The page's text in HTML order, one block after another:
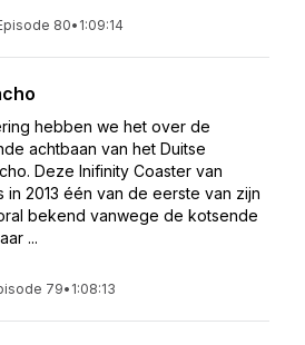
80• 1:09:14
hebben we het over de
achtbaan van het Duitse
Deze Inifinity Coaster van
in 2013 één van de eerste van zijn
bekend vanwege de kotsende
...
79• 1:08:13